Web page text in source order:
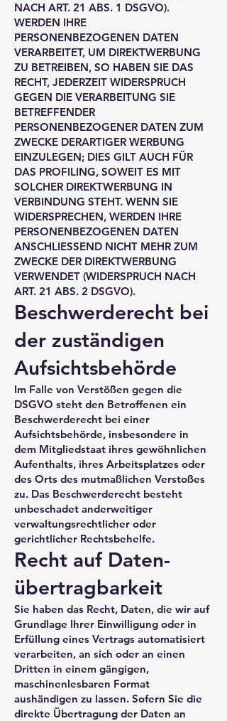
NACH ART. 21 ABS. 1 DSGVO).
WERDEN IHRE
PERSONENBEZOGENEN DATEN
VERARBEITET, UM DIREKTWERBUNG
ZU BETREIBEN, SO HABEN SIE DAS
RECHT, JEDERZEIT WIDERSPRUCH
GEGEN DIE VERARBEITUNG SIE
BETREFFENDER
PERSONENBEZOGENER DATEN ZUM
ZWECKE DERARTIGER WERBUNG
EINZULEGEN; DIES GILT AUCH FÜR
DAS PROFILING, SOWEIT ES MIT
SOLCHER DIREKTWERBUNG IN
VERBINDUNG STEHT. WENN SIE
WIDERSPRECHEN, WERDEN IHRE
PERSONENBEZOGENEN DATEN
ANSCHLIESSEND NICHT MEHR ZUM
ZWECKE DER DIREKTWERBUNG
VERWENDET (WIDERSPRUCH NACH
ART. 21 ABS. 2 DSGVO).
Beschwerde­recht bei
der zuständigen
Aufsichts­behörde
Im Falle von Verstößen gegen die
DSGVO steht den Betroffenen ein
Beschwerderecht bei einer
Aufsichtsbehörde, insbesondere in
dem Mitgliedstaat ihres gewöhnlichen
Aufenthalts, ihres Arbeitsplatzes oder
des Orts des mutmaßlichen Verstoßes
zu. Das Beschwerderecht besteht
unbeschadet anderweitiger
verwaltungsrechtlicher oder
gerichtlicher Rechtsbehelfe.
Recht auf Daten­
übertrag­barkeit
Sie haben das Recht, Daten, die wir auf
Grundlage Ihrer Einwilligung oder in
Erfüllung eines Vertrags automatisiert
verarbeiten, an sich oder an einen
Dritten in einem gängigen,
maschinenlesbaren Format
aushändigen zu lassen. Sofern Sie die
direkte Übertragung der Daten an